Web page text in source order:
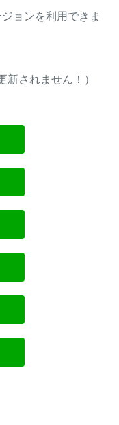
ョンを利用できま
新されません！）